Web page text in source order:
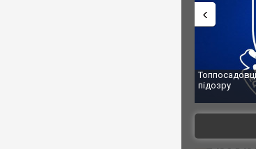
Топпосадовцю Повітряних Сил вручили нову